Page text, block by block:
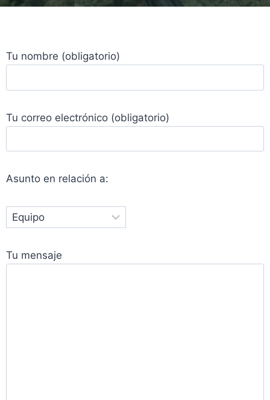
Tu nombre (obligatorio)
Tu correo electrónico (obligatorio)
Asunto en relación a:
Tu mensaje